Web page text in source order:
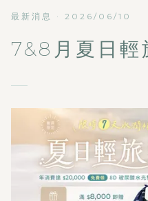
最新消息 · 2026/06/10
7&8月夏日輕